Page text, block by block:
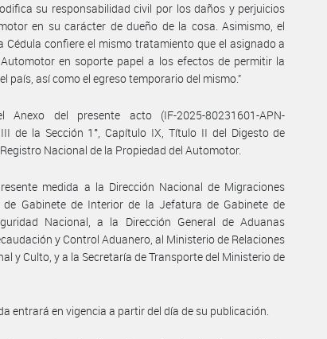
su responsabilidad civil por los daños y perjuicios
en su carácter de dueño de la cosa. Asimismo, el
confiere el mismo tratamiento que el asignado a
en soporte papel a los efectos de permitir la
país, así como el egreso temporario del mismo.”
Anexo del presente acto (IF-2025-80231601-APN-
de la Sección 1°, Capítulo IX, Título II del Digesto de
Nacional de la Propiedad del Automotor.
medida a la Dirección Nacional de Migraciones
Gabinete de Interior de la Jefatura de Gabinete de
Nacional, a la Dirección General de Aduanas
y Control Aduanero, al Ministerio de Relaciones
y Culto, y a la Secretaría de Transporte del Ministerio de
entrará en vigencia a partir del día de su publicación.